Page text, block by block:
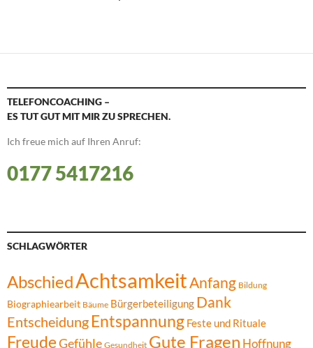
TELEFONCOACHING –
ES TUT GUT MIT MIR ZU SPRECHEN.
Ich freue mich auf Ihren Anruf:
0177 5417216
SCHLAGWÖRTER
AbschiedAchtsamkeitAnfang Bildung
Biographiearbeit Bäume Bürgerbeteiligung Dank
Entscheidung Entspannung Feste und Rituale
FreudeGefühle Gesundheit Gute Fragen Hoffnung